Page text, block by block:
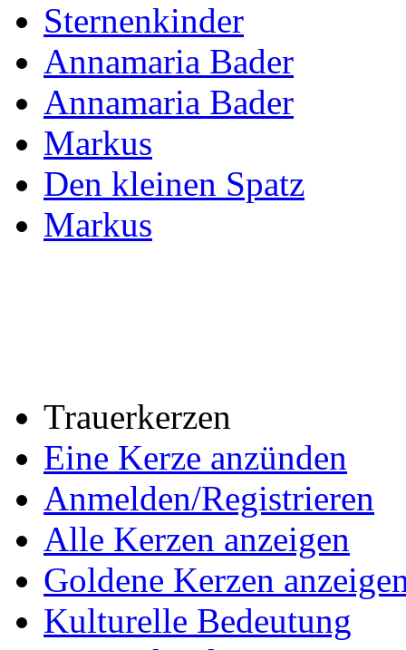
Sternenkinder
Annamaria Bader
Annamaria Bader
Markus
Den kleinen Spatz
Markus
Trauerkerzen
Eine Kerze anzünden
Anmelden/Registrieren
Alle Kerzen anzeigen
Goldene Kerzen
Kulturelle Bedeutung